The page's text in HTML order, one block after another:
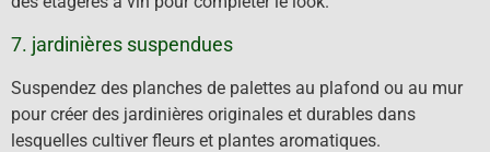
7. jardinières suspendues
Suspendez des planches de palettes au plafond ou au mur
pour créer des jardinières originales et durables dans
lesquelles cultiver fleurs et plantes aromatiques.